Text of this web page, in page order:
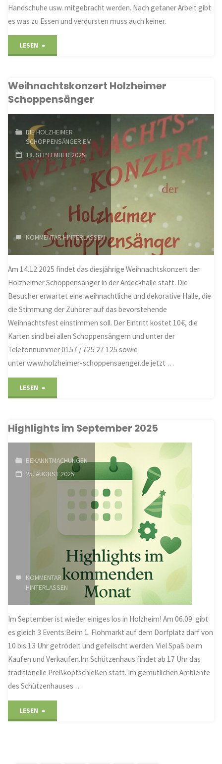
Handschuhe usw. mitgebracht werden. Nach getaner Arbeit gibt
es was zu Essen und verdursten muss auch keiner.
LESEN
wird
„aufgeräumt“"
Weihnachtskonzert Holzheimer
Schoppensänger
DIE HOLZHEIMER
SCHOPPENSÄNGER E.V.
18. SEPTEMBER 2025
KOMMENTAR HINTERLASSEN
Am 14.12.2025 findet das diesjährige Weihnachtskonzert der
Holzheimer Schoppensänger in der Ardeckhalle statt. Die
Besucher erwartet eine weihnachtliche und dekorative Halle, die
die Stimmung der Zuhörer auf das bevorstehende
Weihnachtsfest einstimmen soll. Der Eintritt kostet 10€, die
Karten sind bei allen Schoppensängern und unter der
Telefonnummer 0157 / 725 27 125 sowie
unter www.holzheimer-schoppensaenger.de jetzt …
LESEN
Schoppensänger"
Highlights im September 2025
BEKANNTMACHUNGEN
25. AUGUST 2025
KOMMENTAR
HINTERLASSEN
Im September ist wieder einiges los in Holzheim! Am 06.09. gibt
es gleich 3 Events:Beim 1. Flohmarkt auf dem Dorfplatz darf von
10 bis 13 Uhr getrödelt und gefeilscht werden. Viel Spaß beim
Kaufen und Verkaufen.Im Schützenhaus findet ab 17 Uhr das
traditionelle Preßkopfschießen statt. Im gemütlichen Ambiente
des Schützenhauses …
LESEN